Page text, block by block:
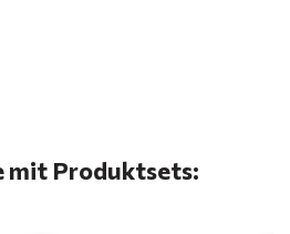
mit Produktsets: